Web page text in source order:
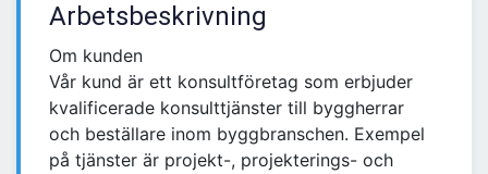
Arbetsbeskrivning
Om kunden
Vår kund är ett konsultföretag som erbjuder
kvalificerade konsulttjänster till byggherrar
och beställare inom byggbranschen. Exempel
på tjänster är projekt-, projekterings- och